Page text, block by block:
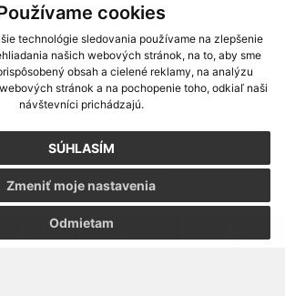
cookies
technológie sledovania používame na zlepšenie
našich webových stránok, na to, aby sme
obsah a cielené reklamy, na analýzu
stránok a na pochopenie toho, odkiaľ naši
návštevníci prichádzajú.
SÚHLASÍM
Odmietam
Zmeniť moje nastavenia
aktuálnych informácií s využitím RSS
systém ECHELON 2,Mapa stránok,web portál
s.r.o.,domény,registrácia domény
aktualizácia:05.08.2026
stránku|Vyhlásenie o prístupnosti